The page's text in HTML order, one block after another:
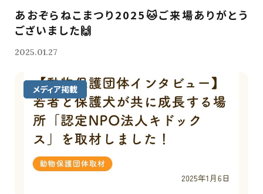
あおぞらねこまつり2025🐱ご来場ありがとう
ございました🙌
2025.01.27
メディア掲載